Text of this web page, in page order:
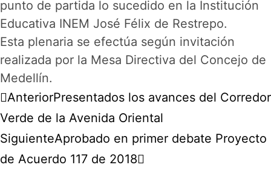
punto de partida lo sucedido en la Institución
Educativa INEM José Félix de Restrepo.
Esta plenaria se efectúa según invitación
realizada por la Mesa Directiva del Concejo de
Medellín.
AnteriorPresentados los avances del Corredor
Verde de la Avenida Oriental
SiguienteAprobado en primer debate Proyecto
de Acuerdo 117 de 2018